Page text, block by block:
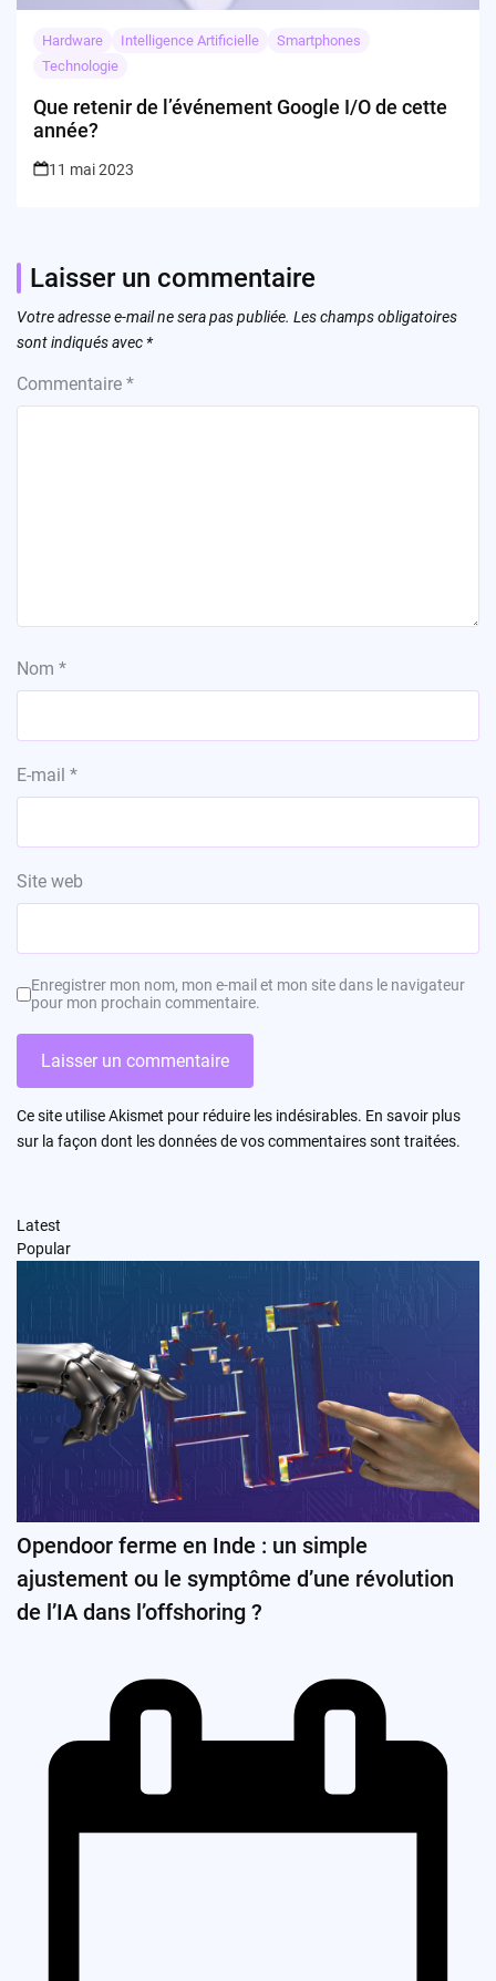
Hardware Intelligence Artificielle
Smartphones
Technologie
Que retenir de l’événement Google I/O de cette
année?
11 mai 2023
Laisser un commentaire
Votre adresse e-mail ne sera pas publiée. Les champs obligatoires
sont indiqués avec *
Commentaire *
Nom *
E-mail *
Site web
Enregistrer mon nom, mon e-mail et mon site dans le navigateur
pour mon prochain commentaire.
Ce site utilise Akismet pour réduire les indésirables. En savoir plus
sur la façon dont les données de vos commentaires sont traitées.
Latest
Popular
Opendoor ferme en Inde : un simple
ajustement ou le symptôme d’une révolution
de l’IA dans l’offshoring ?